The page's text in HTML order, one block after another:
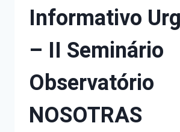
Informativo
– II Seminário
Observatório
NOSOTRAS